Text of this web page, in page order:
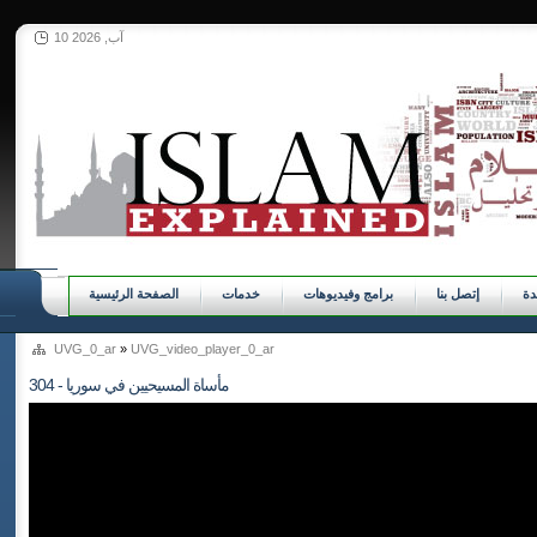
10 آب, 2026
الصفحة الرئيسية خدمات برامج وفيديوهات إتصل بنا
UVG_0_ar » UVG_video_player_0_ar
304 - مأساة المسيحيين في سوريا